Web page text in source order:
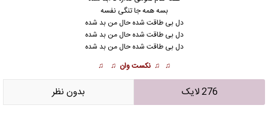
بسه همه جا تنگی نفسه
دل بی طاقت شده حال من بد شده
دل بی طاقت شده حال من بد شده
دل بی طاقت شده حال من بد شده
♫ ♫نکست وان ♫ ♫
276 لایک بدون نظر